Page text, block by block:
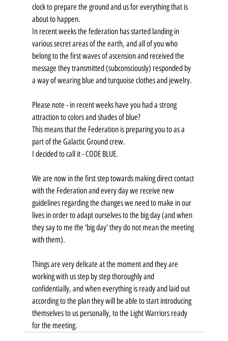
clock to prepare the ground and us for everything that is
about to happen.
In recent weeks the federation has started landing in
various secret areas of the earth, and all of you who
belong to the first waves of ascension and received the
message they transmitted (subconsciously) responded by
a way of wearing blue and turquoise clothes and jewelry.
Please note - in recent weeks have you had a strong
attraction to colors and shades of blue?
This means that the Federation is preparing you to as a
part of the Galactic Ground crew.
I decided to call it - CODE BLUE.
We are now in the first step towards making direct contact
with the Federation and every day we receive new
guidelines regarding the changes we need to make in our
lives in order to adapt ourselves to the big day (and when
they say to me the 'big day' they do not mean the meeting
with them).
Things are very delicate at the moment and they are
working with us step by step thoroughly and
confidentially, and when everything is ready and laid out
according to the plan they will be able to start introducing
themselves to us personally, to the Light Warriors ready
for the meeting.